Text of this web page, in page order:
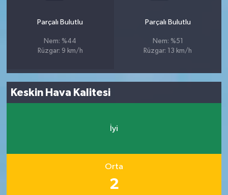
Parçalı Bulutlu
Nem: %44
Rüzgar: 9 km/h
Parçalı Bulutlu
Nem: %51
Rüzgar: 13 km/h
Keskin Hava Kalitesi
İyi
Orta
2